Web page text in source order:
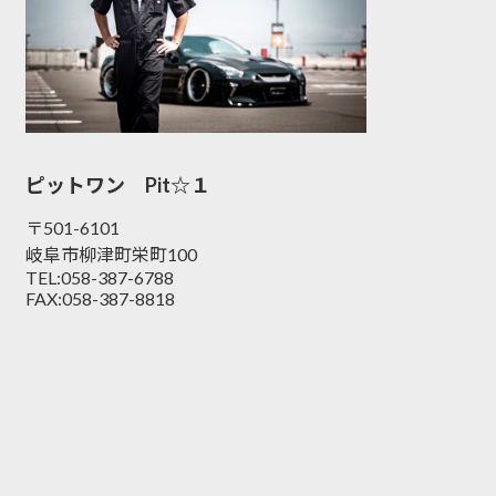
ピットワン Pit☆１
〒501-6101
岐阜市柳津町栄町100
TEL:058-387-6788
FAX:058-387-8818